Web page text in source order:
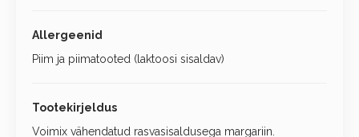
Allergeenid
Piim ja piimatooted (laktoosi sisaldav)
Tootekirjeldus
Voimix vähendatud rasvasisaldusega margariin.